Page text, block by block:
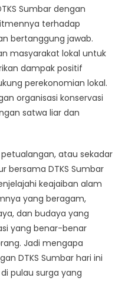
Sumbar dengan
terhadap
bertanggung jawab.
masyarakat lokal untuk
dampak positif
perekonomian lokal.
organisasi konservasi
satwa liar dan
atau sekadar
bersama DTKS Sumbar
keajaiban alam
yang beragam,
dan budaya yang
yang benar-benar
Jadi mengapa
DTKS Sumbar hari ini
pulau surga yang